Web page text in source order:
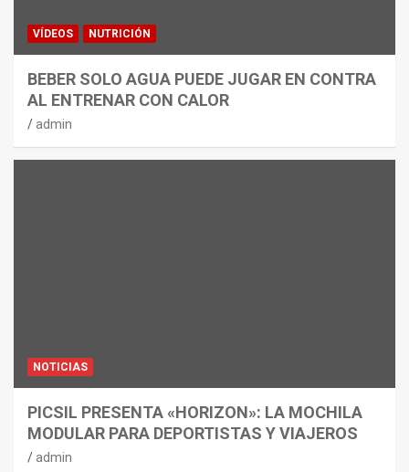
VÍDEOS NUTRICIÓN
BEBER SOLO AGUA PUEDE JUGAR EN CONTRA
AL ENTRENAR CON CALOR
admin
NOTICIAS
PICSIL PRESENTA «HORIZON»: LA MOCHILA
MODULAR PARA DEPORTISTAS Y VIAJEROS
admin